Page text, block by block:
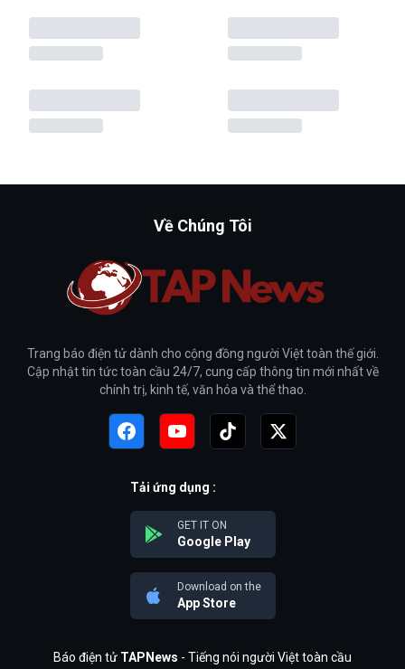
Về Chúng Tôi
Trang báo điện tử dành cho cộng đồng người Việt toàn thế giới.
Cập nhật tin tức toàn cầu 24/7, cung cấp thông tin mới nhất về
chính trị, kinh tế, văn hóa và thể thao.
Tải ứng dụng :
GET IT ON
Google Play
Download on the
App Store
Báo điện tử TAPNews - Tiếng nói người Việt toàn cầu